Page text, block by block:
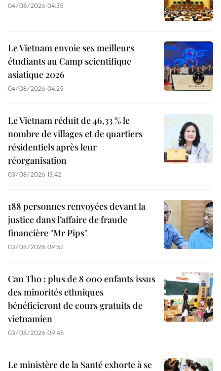
04/08/2026 04:35
Le Vietnam envoie ses meilleurs
étudiants au Camp scientifique
asiatique 2026
04/08/2026 04:25
Le Vietnam réduit de 46,33 % le
nombre de villages et de quartiers
résidentiels après leur
réorganisation
03/08/2026 13:42
188 personnes renvoyées devant la
justice dans l’affaire de fraude
financière "Mr Pips"
03/08/2026 09:52
Can Tho : plus de 8 000 enfants issus
des minorités ethniques
bénéficieront de cours gratuits de
vietnamien
03/08/2026 09:45
Le ministère de la Santé exhorte à se